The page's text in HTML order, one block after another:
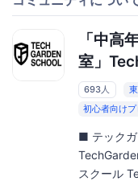
「中高
室」
693人
初心者向け
■ テックガ
スクール